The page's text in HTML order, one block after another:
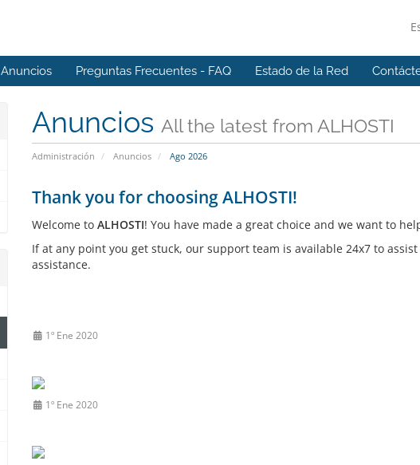
Anuncios Preguntas Frecuentes - FAQ Estado de la Red
Anuncios All the latest from ALHOSTI
Administración Anuncios Ago 2026
Thank you for choosing ALHOSTI!
Welcome to ALHOSTI! You have made a great choice and we want to
If at any point you get stuck, our support team is available 24x7 to
assistance.
1º Ene 2020
1º Ene 2020